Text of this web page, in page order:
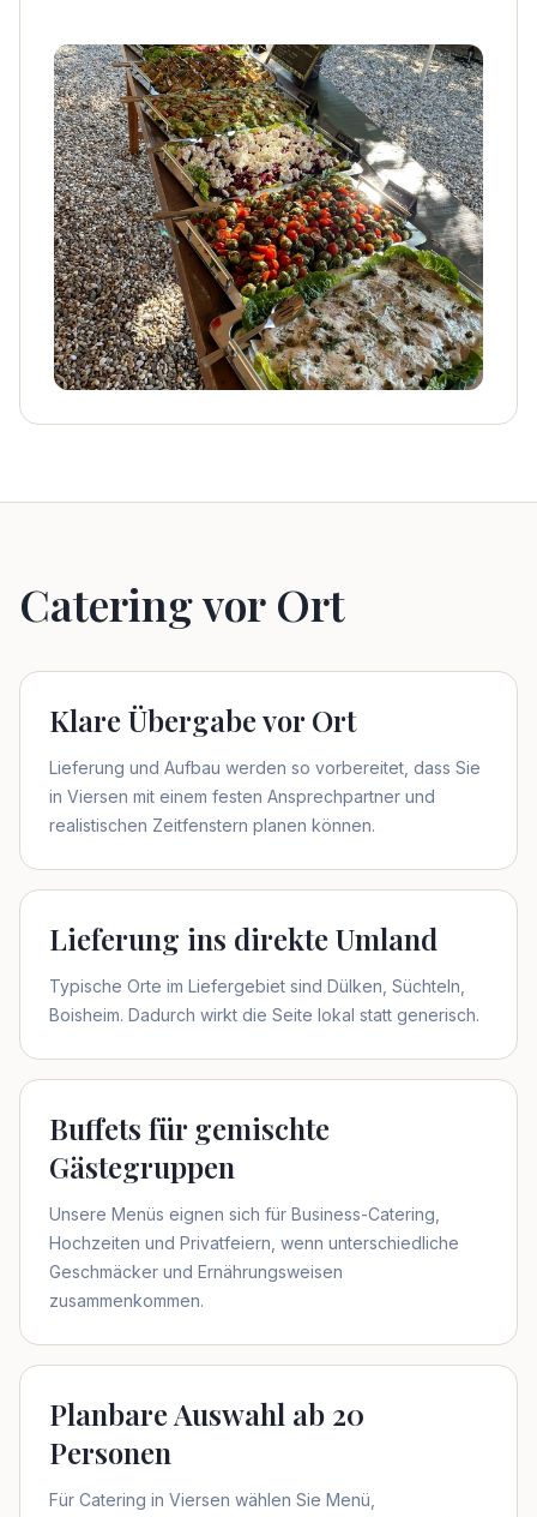
Catering vor Ort
Klare Übergabe vor Ort
Lieferung und Aufbau werden so vorbereitet, dass Sie
in Viersen mit einem festen Ansprechpartner und
realistischen Zeitfenstern planen können.
Lieferung ins direkte Umland
Typische Orte im Liefergebiet sind Dülken, Süchteln,
Boisheim. Dadurch wirkt die Seite lokal statt generisch.
Buffets für gemischte
Gästegruppen
Unsere Menüs eignen sich für Business-Catering,
Hochzeiten und Privatfeiern, wenn unterschiedliche
Geschmäcker und Ernährungsweisen
zusammenkommen.
Planbare Auswahl ab 20
Personen
Für Catering in Viersen wählen Sie Menü,